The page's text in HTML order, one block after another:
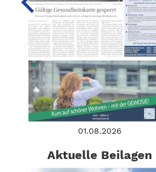
01.08.2026
Aktuelle Beilagen